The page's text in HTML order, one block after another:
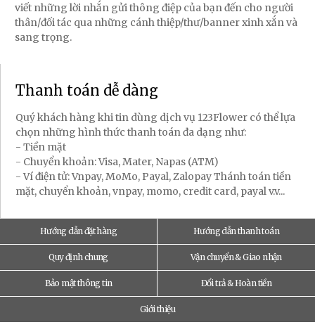
viết những lời nhắn gửi thông điệp của bạn đến cho người
thân/đối tác qua những cánh thiệp/thư/banner xinh xắn và
sang trọng.
Thanh toán dễ dàng
Quý khách hàng khi tin dùng dịch vụ 123Flower có thể lựa
chọn những hình thức thanh toán đa dạng như:
- Tiền mặt
- Chuyển khoản: Visa, Mater, Napas (ATM)
- Ví điện tử: Vnpay, MoMo, Payal, Zalopay Thánh toán tiền
mặt, chuyển khoản, vnpay, momo, credit card, payal v.v...
Hướng dẫn đặt hàng Hướng dẫn thanh toán
Quy định chung Vận chuyển & Giao nhận
Bảo mật thông tin Đổi trả & Hoàn tiền
Giới thiệu